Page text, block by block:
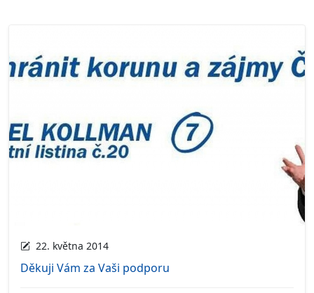
22. května 2014
Děkuji Vám za Vaši podporu